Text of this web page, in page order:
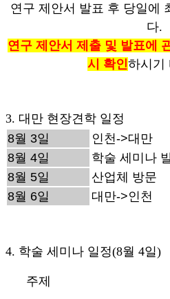
연구 제안서 발표 후 당일에
다.
연구 제안서 제출 및 발표에
시 확인하시기
3. 대만 현장견학 일정
8월 3일
인천->대만
8월 4일
학술 세미나
8월 5일
산업체 방문
8월 6일
대만->인천
4. 학술 세미나 일정(8월 4일)
주제